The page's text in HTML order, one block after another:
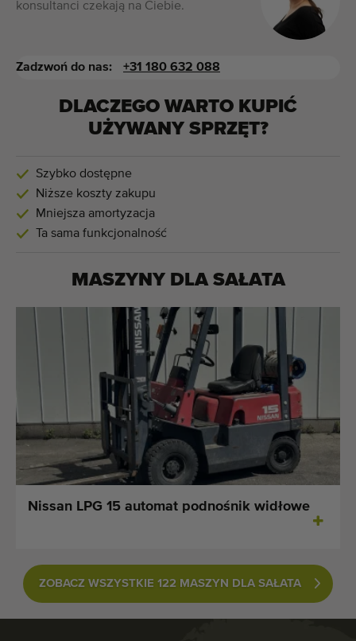
konsultanci czekają na Ciebie.
Zadzwoń do nas: +31 180 632 088
DLACZEGO WARTO KUPIĆ
UŻYWANY SPRZĘT?
Szybko dostępne
Niższe koszty zakupu
Mniejsza amortyzacja
Ta sama funkcjonalność
MASZYNY DLA SAŁATA
Nissan LPG 15 automat podnośnik widłowe
ZOBACZ WSZYSTKIE 122 MASZYN DLA SAŁATA